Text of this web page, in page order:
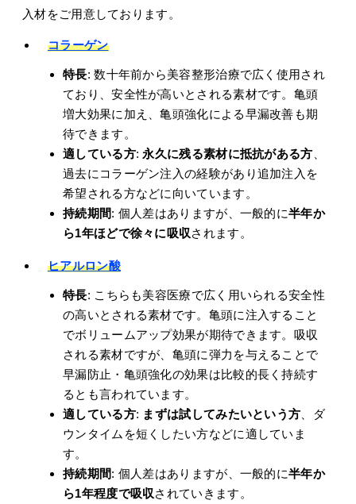
入材をご用意しております。
コラーゲン
特長: 数十年前から美容整形治療で広く使用され
ており、安全性が高いとされる素材です。亀頭
増大効果に加え、亀頭強化による早漏改善も期
待できます。
適している方:永久に残る素材に抵抗がある方
過去にコラーゲン注入の経験があり追加注入を
希望される方などに向いています。
持続期間: 個人差はありますが、一般的に半年か
ら1年ほどで徐々に吸収されます。
ヒアルロン酸
特長: こちらも美容医療で広く用いられる安全性
の高いとされる素材です。亀頭に注入すること
でボリュームアップ効果が期待できます。吸収
される素材ですが、亀頭に弾力を与えることで
早漏防止・亀頭強化の効果は比較的長く持続す
るとも言われています。
適している方: まずは試してみたいという方 、ダ
ウンタイムを短くしたい方などに適していま
す。
持続期間: 個人差はありますが、一般的に半年か
ら1年程度で吸収されていきます。